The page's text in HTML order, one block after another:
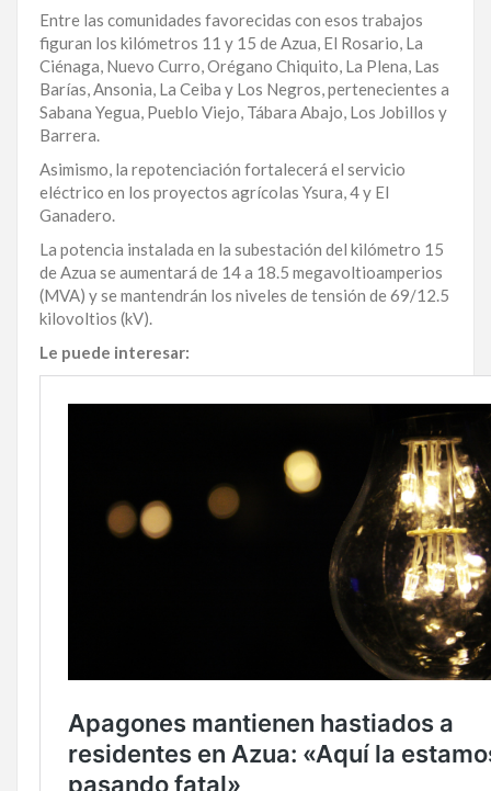
Entre las comunidades favorecidas con esos trabajos
figuran los kilómetros 11 y 15 de Azua, El Rosario, La
Ciénaga, Nuevo Curro, Orégano Chiquito, La Plena, Las
Barías, Ansonia, La Ceiba y Los Negros, pertenecientes a
Sabana Yegua, Pueblo Viejo, Tábara Abajo, Los Jobillos y
Barrera.
Asimismo, la repotenciación fortalecerá el servicio
eléctrico en los proyectos agrícolas Ysura, 4 y El
Ganadero.
La potencia instalada en la subestación del kilómetro 15
de Azua se aumentará de 14 a 18.5 megavoltioamperios
(MVA) y se mantendrán los niveles de tensión de 69/12.5
kilovoltios (kV).
Le puede interesar: